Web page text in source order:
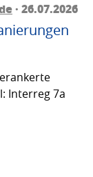
· 26.07.2026
Interreg 7a